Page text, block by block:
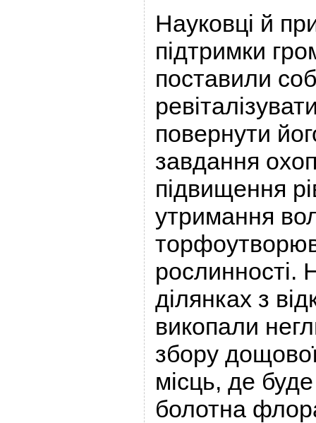
Науковці й
підтримки
поставили
повернути
завдання
підвищення
утримання
рослинності.
ділянках з
викопали
збору
місць, де
болотна